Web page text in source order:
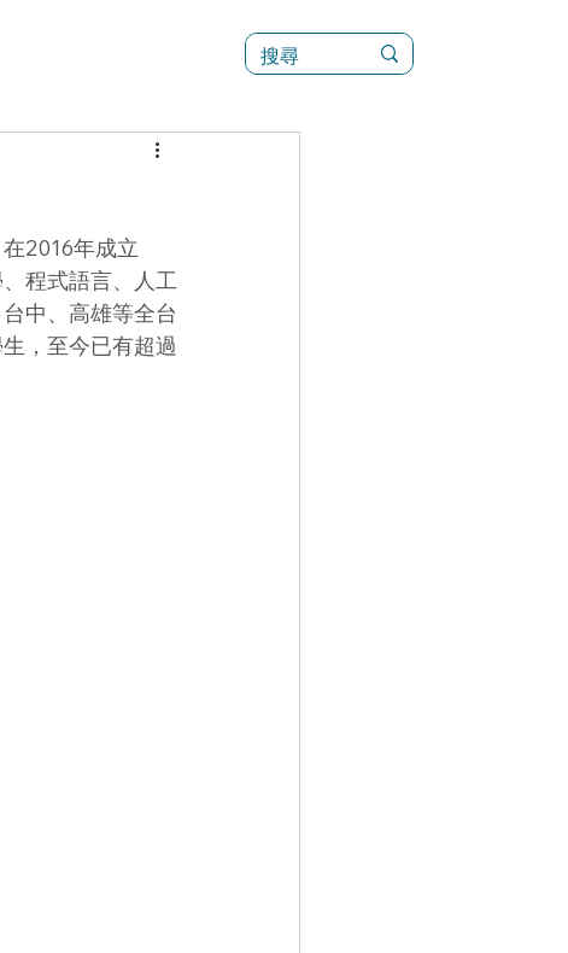
2016年成立
程式語言、人工
中、高雄等全台
，至今已有超過